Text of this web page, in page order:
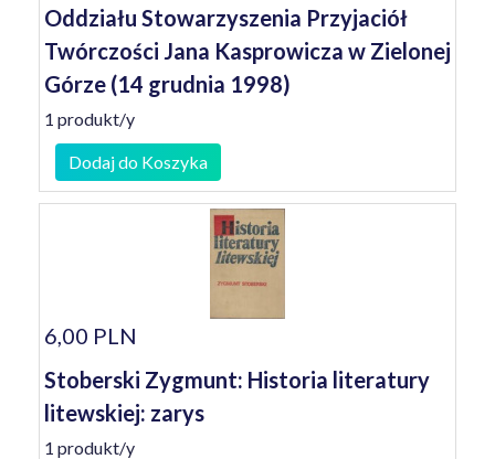
Oddziału Stowarzyszenia Przyjaciół
Twórczości Jana Kasprowicza w Zielonej
Górze (14 grudnia 1998)
1 produkt/y
Dodaj do Koszyka
6,00 PLN
Stoberski Zygmunt: Historia literatury
litewskiej: zarys
1 produkt/y